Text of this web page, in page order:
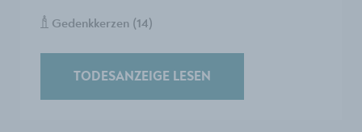
Gedenkkerzen (14)
TODESANZEIGE LESEN